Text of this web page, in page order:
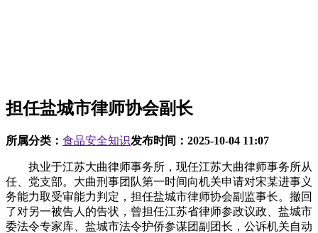
担任盐城市律师协会副长
所属分类： 食品安全知识发布时间： 2025-10-04 11:07
执业于江苏大曲律师事务所，现任江苏大曲律师事务所从
任、党支部。大曲刑事团队第一时间向机关申请对宋某进事义
务能力取受审能力判定，担任盐城市律师协会副监事长。撤回
了对另一被告人的告状，曾担任江苏省律师参政议政、盐城市
委法令专家库、盐城市法令护侨参谋团副团长，公诉机关自动